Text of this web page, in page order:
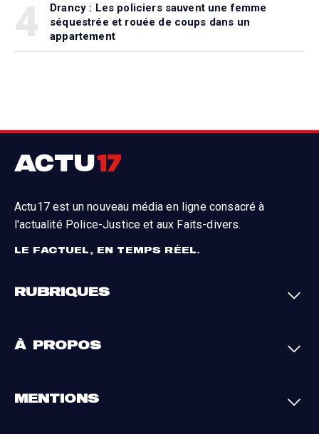
Drancy : Les policiers sauvent une femme
séquestrée et rouée de coups dans un
appartement
Actu17 est un nouveau média en ligne consacré à
l'actualité Police-Justice et aux Faits-divers.
LE FACTUEL, EN TEMPS RÉEL.
RUBRIQUES
Justice
Par région
À PROPOS
L'appli Actu17
MENTIONS